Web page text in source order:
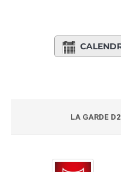
LA GARDE